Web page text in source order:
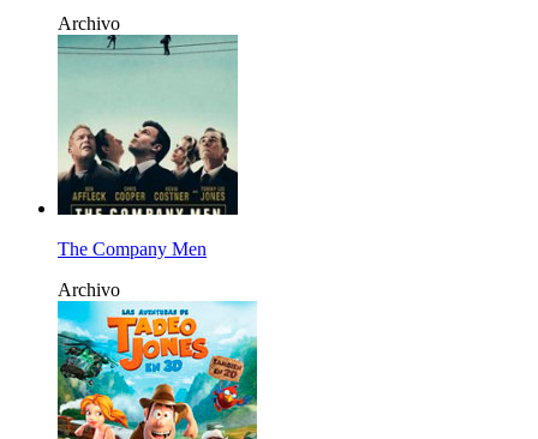
Archivo
The Company Men
Archivo